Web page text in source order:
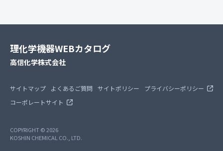
理化学機器WEBカタログ
高信化学株式会社
サイトマップ よくあるご質問 サイトポリシー
プライバシーポリシー
コーポレートサイト
COPYRIGHT © 2026
KOSHIN CHEMICAL CO., LTD.